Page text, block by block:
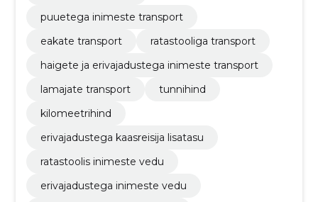
puuetega inimeste transport
eakate transport
ratastooliga transport
haigete ja erivajadustega inimeste transport
lamajate transport
tunnihind
kilomeetrihind
erivajadustega kaasreisija lisatasu
ratastoolis inimeste vedu
erivajadustega inimeste vedu